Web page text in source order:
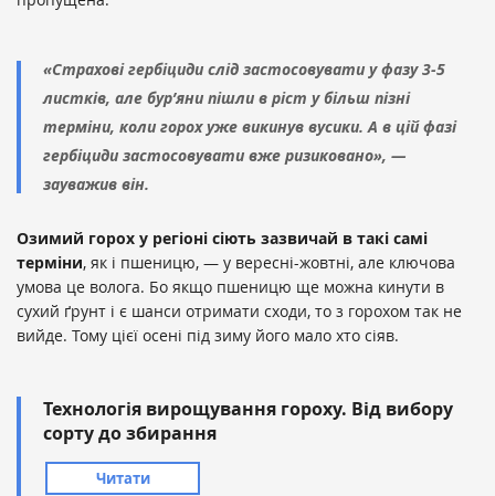
«Страхові гербіциди слід застосовувати у фазу 3-5
листків, але бур’яни пішли в ріст у більш пізні
терміни, коли горох уже викинув вусики. А в цій фазі
гербіциди застосовувати вже ризиковано», —
зауважив він.
Озимий горох у регіоні сіють зазвичай в такі самі
терміни, як і пшеницю, — у вересні-жовтні, але ключова
умова це волога. Бо якщо пшеницю ще можна кинути в
сухий ґрунт і є шанси отримати сходи, то з горохом так не
вийде. Тому цієї осені під зиму його мало хто сіяв.
Технологія вирощування гороху. Від вибору
сорту до збирання
Читати